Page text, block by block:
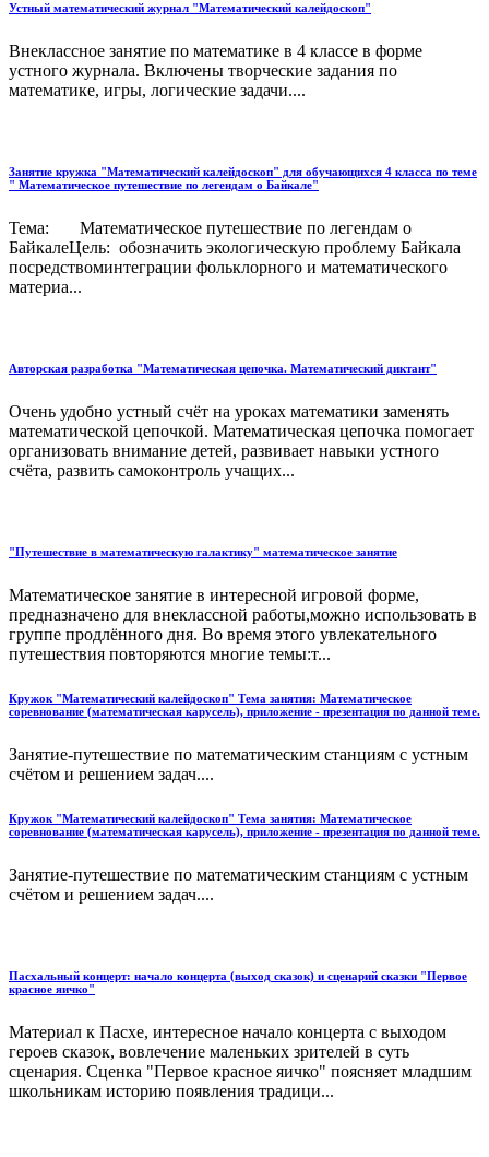
Устный математический журнал "Математический калейдоскоп"
Внеклассное занятие по математике в 4 классе в форме
устного журнала. Включены творческие задания по
математике, игры, логические задачи....
Занятие кружка "Математический калейдоскоп" для обучающихся 4 класса по теме
" Математическое путешествие по легендам о Байкале"
Тема: Математическое путешествие по легендам о
БайкалеЦель: обозначить экологическую проблему Байкала
посредствоминтеграции фольклорного и математического
материа...
Авторская разработка "Математическая цепочка. Математический диктант"
Очень удобно устный счёт на уроках математики заменять
математической цепочкой. Математическая цепочка помогает
организовать внимание детей, развивает навыки устного
счёта, развить самоконтроль учащих...
"Путешествие в математическую галактику" математическое занятие
Математическое занятие в интересной игровой форме,
предназначено для внеклассной работы,можно использовать в
группе продлённого дня. Во время этого увлекательного
путешествия повторяются многие темы:т...
Кружок "Математический калейдоскоп" Тема занятия: Математическое
соревнование (математическая карусель), приложение - презентация по данной теме.
Занятие-путешествие по математическим станциям с устным
счётом и решением задач....
Кружок "Математический калейдоскоп" Тема занятия: Математическое
соревнование (математическая карусель), приложение - презентация по данной теме.
Занятие-путешествие по математическим станциям с устным
счётом и решением задач....
Пасхальный концерт: начало концерта (выход сказок) и сценарий сказки "Первое
красное яичко"
Материал к Пасхе, интересное начало концерта с выходом
героев сказок, вовлечение маленьких зрителей в суть
сценария. Сценка "Первое красное яичко" поясняет младшим
школьникам историю появления традици...